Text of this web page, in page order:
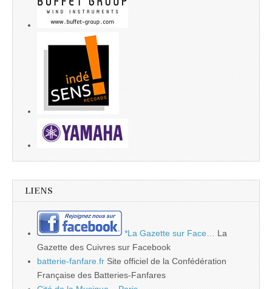
LIENS
*La Gazette sur Face…
La
Gazette des Cuivres sur Facebook
batterie-fanfare.fr Site officiel de la Confédération
Française des Batteries-Fanfares